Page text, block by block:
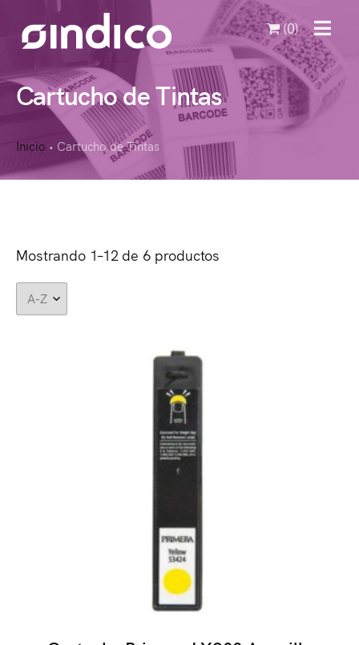
MENU
(0)
Cartucho de Tintas
Inicio • Cartucho de Tintas
Mostrando 1–12 de 6 productos